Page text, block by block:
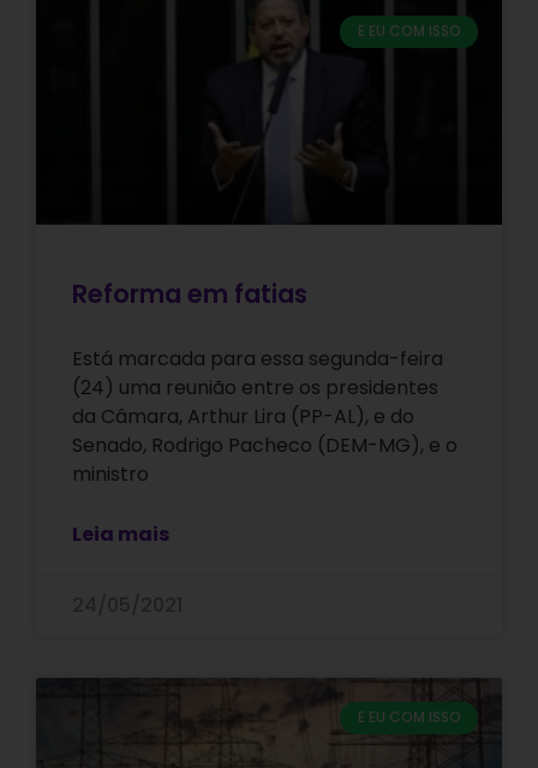
E EU COM ISSO
Reforma em fatias
Está marcada para essa segunda-feira
(24) uma reunião entre os presidentes
da Câmara, Arthur Lira (PP-AL), e do
Senado, Rodrigo Pacheco (DEM-MG), e o
ministro
Leia mais
E EU COM ISSO